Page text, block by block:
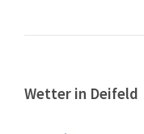
Beiträge
Wetter in Deifeld